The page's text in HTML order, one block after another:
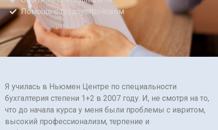
Помощь с трудоустройсвом
Я училась в Ньюмен Центре по специальности
бухгалтерия степени 1+2 в 2007 году. И, не смотря на то,
что до начала курса у меня были проблемы с ивритом,
высокий профессионализм, терпение и
format_underlined Подчеркнуть ссылки
font_download Выделить ссылки
Сбросить
настройки